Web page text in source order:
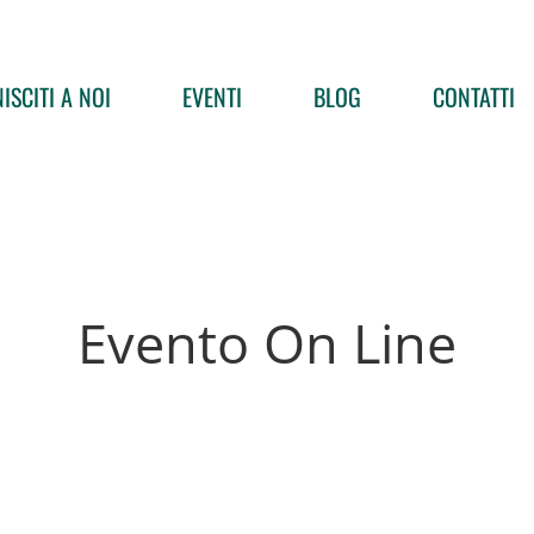
A NOI EVENTI BLOG CONTATTI
Evento On Line